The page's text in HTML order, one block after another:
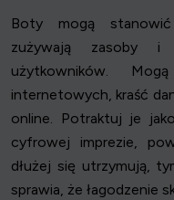
Boty mogą
zużywają zasoby i
użytkowników.
internetowych, kraść
online. Potraktuj je
cyfrowej imprezie,
dłużej się utrzymują,
sprawia, że łagodzenie